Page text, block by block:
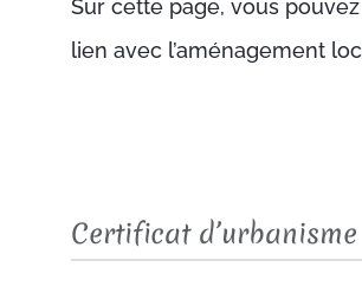
Sur cette page, vous
lien avec l’aménagement
Certificat d’urbanisme